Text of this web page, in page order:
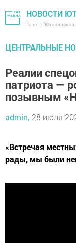
НОВОСТИ
Газета
ЦЕНТРАЛЬНЫЕ
Реалии
патриота —
позывным
admin, 28 июля
«Встречая
рады, мы были